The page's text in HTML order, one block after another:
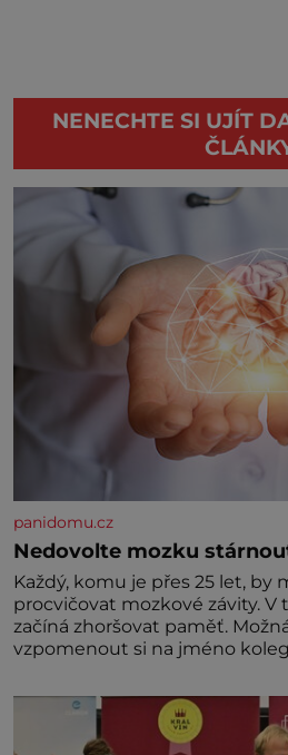
NENECHTE SI UJÍT
panidomu.cz
Nedovolte mozku
Každý, komu je přes 25 let, by
procvičovat mozkové závity.
začíná zhoršovat paměť.
vzpomenout si na jméno
nedávno přečetli. Je to
kdyby se paměť rozhodla